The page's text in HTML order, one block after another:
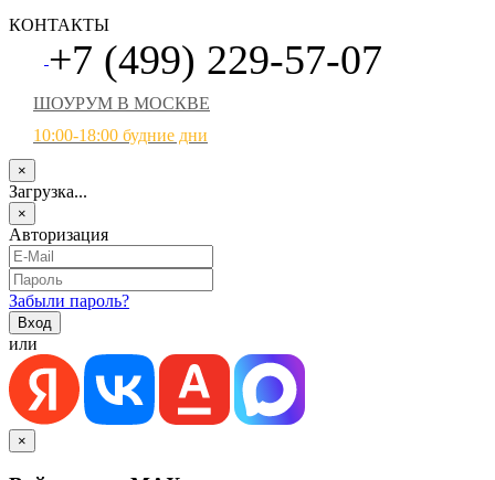
КОНТАКТЫ
+7 (499) 229-57-07
ШОУРУМ В МОСКВЕ
10:00-18:00 будние дни
×
Загрузка...
×
Авторизация
Забыли пароль?
или
×